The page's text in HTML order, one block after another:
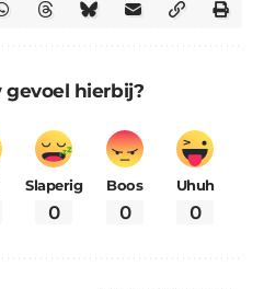
gevoel hierbij?
Slaperig
0
Boos
0
Uhuh
0